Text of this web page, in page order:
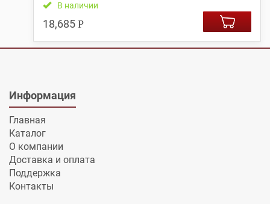
В наличии
18,685 Р
Информация
Главная
Каталог
О компании
Доставка и оплата
Поддержка
Контакты